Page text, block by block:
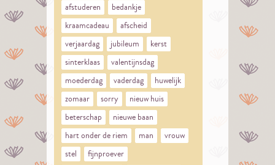
afstuderen
bedankje
kraamcadeau
afscheid
verjaardag
jubileum
kerst
sinterklaas
valentijnsdag
moederdag
vaderdag
huwelijk
zomaar
sorry
nieuw huis
beterschap
nieuwe baan
hart onder de riem
man
vrouw
stel
fijnproever